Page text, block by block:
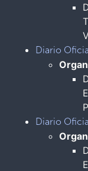
Diario
Diario